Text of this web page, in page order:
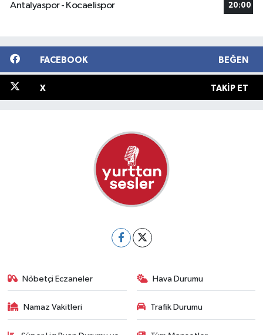
Antalyaspor - Kocaelispor 20:00
FACEBOOK BEĞEN
X TAKIP ET
Nöbetçi Eczaneler Hava Durumu
Namaz Vakitleri Trafik Durumu